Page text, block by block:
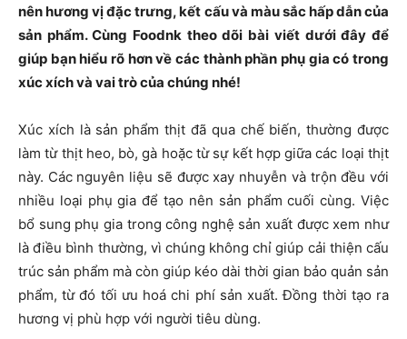
nên hương vị đặc trưng, kết cấu và màu sắc hấp dẫn của
sản phẩm. Cùng Foodnk theo dõi bài viết dưới đây để
giúp bạn hiểu rõ hơn về các thành phần phụ gia có trong
xúc xích và vai trò của chúng nhé!
Xúc xích là sản phẩm thịt đã qua chế biến, thường được
làm từ thịt heo, bò, gà hoặc từ sự kết hợp giữa các loại thịt
này. Các nguyên liệu sẽ được xay nhuyễn và trộn đều với
nhiều loại phụ gia để tạo nên sản phẩm cuối cùng. Việc
bổ sung phụ gia trong công nghệ sản xuất được xem như
là điều bình thường, vì chúng không chỉ giúp cải thiện cấu
trúc sản phẩm mà còn giúp kéo dài thời gian bảo quản sản
phẩm, từ đó tối ưu hoá chi phí sản xuất. Đồng thời tạo ra
hương vị phù hợp với người tiêu dùng.